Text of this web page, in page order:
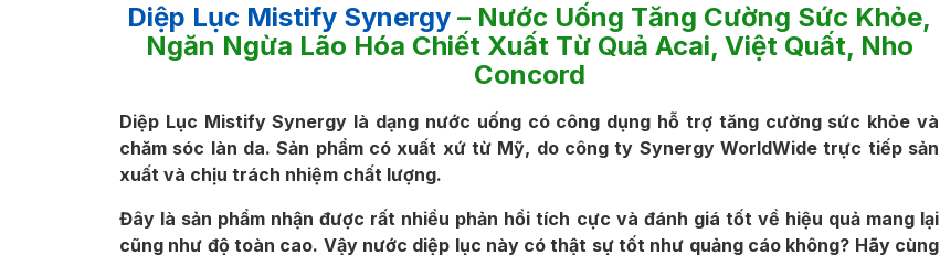
Diệp Lục Mistify Synergy – Nước Uống Tăng Cường Sức Khỏe,
Ngăn Ngừa Lão Hóa Chiết Xuất Từ Quả Acai, Việt Quất, Nho
Concord
Diệp Lục Mistify Synergy là dạng nước uống có công dụng hỗ trợ tăng cường sức khỏe và
chăm sóc làn da. Sản phẩm có xuất xứ từ Mỹ, do công ty Synergy WorldWide trực tiếp sản
xuất và chịu trách nhiệm chất lượng.
Đây là sản phẩm nhận được rất nhiều phản hồi tích cực và đánh giá tốt về hiệu quả mang lại
cũng như độ toàn cao. Vậy nước diệp lục này có thật sự tốt như quảng cáo không? Hãy cùng